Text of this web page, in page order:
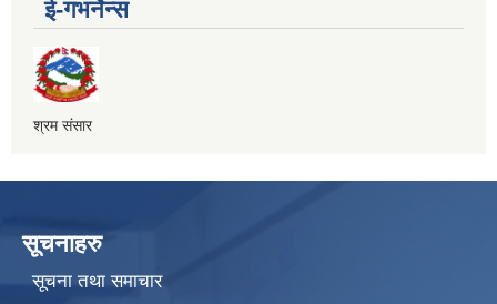
ई-गभर्नेन्स
श्रम संसार
सूचनाहरु
सूचना तथा समाचार